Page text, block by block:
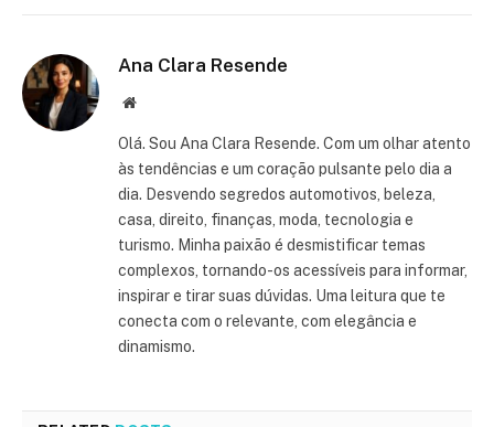
Ana Clara Resende
Website
Olá. Sou Ana Clara Resende. Com um olhar atento
às tendências e um coração pulsante pelo dia a
dia. Desvendo segredos automotivos, beleza,
casa, direito, finanças, moda, tecnologia e
turismo. Minha paixão é desmistificar temas
complexos, tornando-os acessíveis para informar,
inspirar e tirar suas dúvidas. Uma leitura que te
conecta com o relevante, com elegância e
dinamismo.